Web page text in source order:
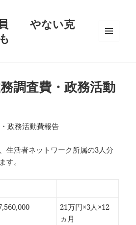
員 やない克
調査費・政務活動
政務活動費報告
生活者ネットワーク所属の3人分
す。
21万円×3人×12
ヵ月